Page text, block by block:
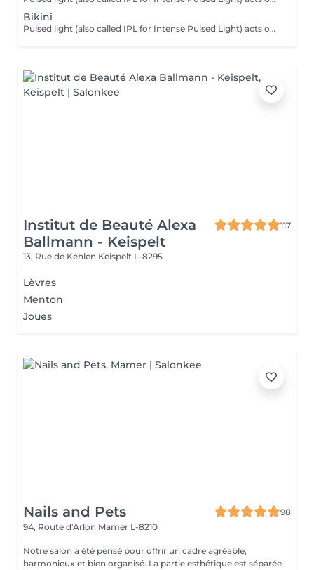
Bikini
Pulsed light (also called IPL for Intense Pulsed Light) acts on the hair by sending a light that will be absorbed by the black pigment of the hair. Locally pulsed light turns into heat. It is this thermal reaction at the root of the hair (the bulb) which alters and slows down regrowth. From the first sessions, the hairs fall out and grow back less and less.
Institut de Beauté Alexa
Ballmann - Keispelt
117
13, Rue de Kehlen Keispelt L-8295
Lèvres
Menton
Joues
Nails and Pets
98
94, Route d'Arlon Mamer L-8210
Notre salon a été pensé pour offrir un cadre agréable,
harmonieux et bien organisé. La partie esthétique est séparée